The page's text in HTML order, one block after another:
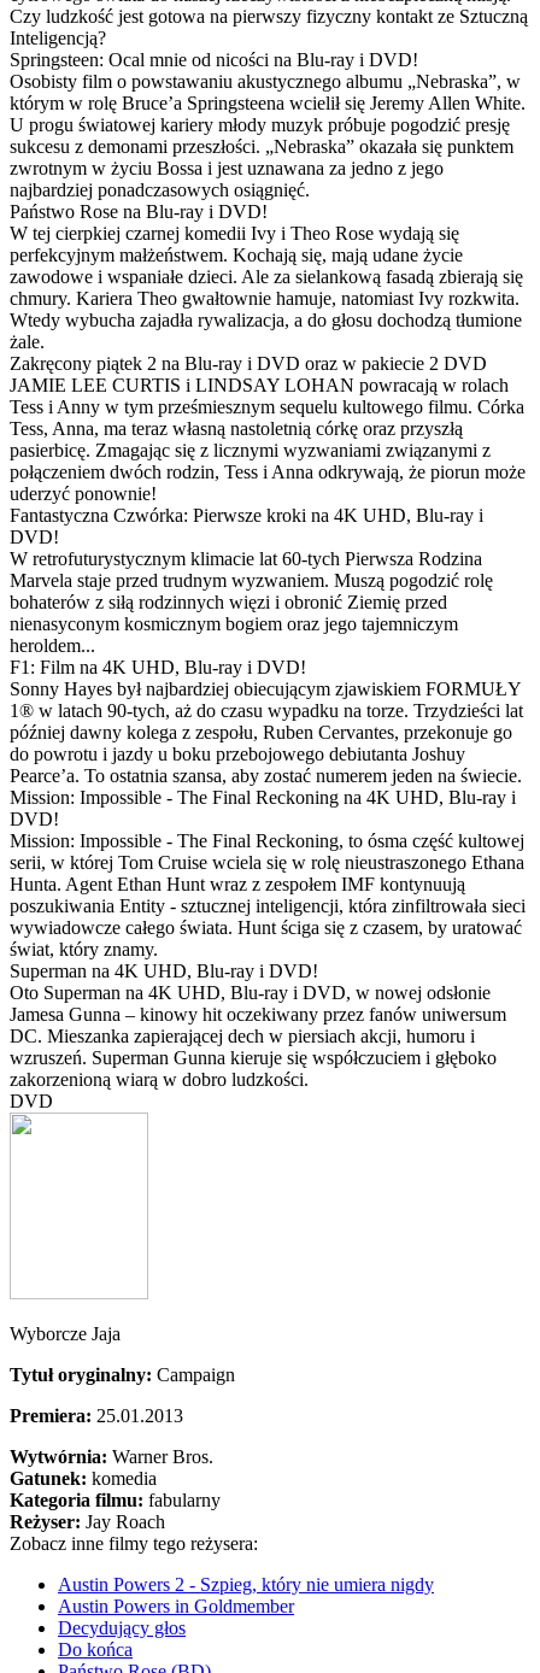
Czy ludzkość jest gotowa na pierwszy fizyczny kontakt ze Sztuczną
Inteligencją?
Springsteen: Ocal mnie od nicości na Blu-ray i DVD!
Osobisty film o powstawaniu akustycznego albumu „Nebraska”, w
którym w rolę Bruce’a Springsteena wcielił się Jeremy Allen White.
U progu światowej kariery młody muzyk próbuje pogodzić presję
sukcesu z demonami przeszłości. „Nebraska” okazała się punktem
zwrotnym w życiu Bossa i jest uznawana za jedno z jego
najbardziej ponadczasowych osiągnięć.
Państwo Rose na Blu-ray i DVD!
W tej cierpkiej czarnej komedii Ivy i Theo Rose wydają się
perfekcyjnym małżeństwem. Kochają się, mają udane życie
zawodowe i wspaniałe dzieci. Ale za sielankową fasadą zbierają się
chmury. Kariera Theo gwałtownie hamuje, natomiast Ivy rozkwita.
Wtedy wybucha zajadła rywalizacja, a do głosu dochodzą tłumione
żale.
Zakręcony piątek 2 na Blu-ray i DVD oraz w pakiecie 2 DVD
JAMIE LEE CURTIS i LINDSAY LOHAN powracają w rolach
Tess i Anny w tym prześmiesznym sequelu kultowego filmu. Córka
Tess, Anna, ma teraz własną nastoletnią córkę oraz przyszłą
pasierbicę. Zmagając się z licznymi wyzwaniami związanymi z
połączeniem dwóch rodzin, Tess i Anna odkrywają, że piorun może
uderzyć ponownie!
Fantastyczna Czwórka: Pierwsze kroki na 4K UHD, Blu-ray i
DVD!
W retrofuturystycznym klimacie lat 60-tych Pierwsza Rodzina
Marvela staje przed trudnym wyzwaniem. Muszą pogodzić rolę
bohaterów z siłą rodzinnych więzi i obronić Ziemię przed
nienasyconym kosmicznym bogiem oraz jego tajemniczym
heroldem...
F1: Film na 4K UHD, Blu-ray i DVD!
Sonny Hayes był najbardziej obiecującym zjawiskiem FORMUŁY
1® w latach 90-tych, aż do czasu wypadku na torze. Trzydzieści lat
później dawny kolega z zespołu, Ruben Cervantes, przekonuje go
do powrotu i jazdy u boku przebojowego debiutanta Joshuy
Pearce’a. To ostatnia szansa, aby zostać numerem jeden na świecie.
Mission: Impossible - The Final Reckoning na 4K UHD, Blu-ray i
DVD!
Mission: Impossible - The Final Reckoning, to ósma część kultowej
serii, w której Tom Cruise wciela się w rolę nieustraszonego Ethana
Hunta. Agent Ethan Hunt wraz z zespołem IMF kontynuują
poszukiwania Entity - sztucznej inteligencji, która zinfiltrowała sieci
wywiadowcze całego świata. Hunt ściga się z czasem, by uratować
świat, który znamy.
Superman na 4K UHD, Blu-ray i DVD!
Oto Superman na 4K UHD, Blu-ray i DVD, w nowej odsłonie
Jamesa Gunna – kinowy hit oczekiwany przez fanów uniwersum
DC. Mieszanka zapierającej dech w piersiach akcji, humoru i
wzruszeń. Superman Gunna kieruje się współczuciem i głęboko
zakorzenioną wiarą w dobro ludzkości.
DVD
Wyborcze Jaja
Tytuł oryginalny: Campaign
Premiera: 25.01.2013
Wytwórnia: Warner Bros.
Gatunek: komedia
Kategoria filmu: fabularny
Reżyser: Jay Roach
Zobacz inne filmy tego reżysera:
Austin Powers 2 - Szpieg, który nie umiera nigdy
Austin Powers in Goldmember
Decydujący głos
Do końca